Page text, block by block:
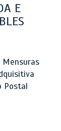
E
Postal